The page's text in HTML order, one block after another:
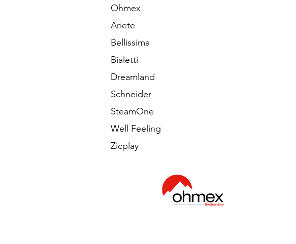
Ohmex
Ariete
Bellissima
Bialetti
Dreamland
Schneider
SteamOne
Well Feeling
Zicplay